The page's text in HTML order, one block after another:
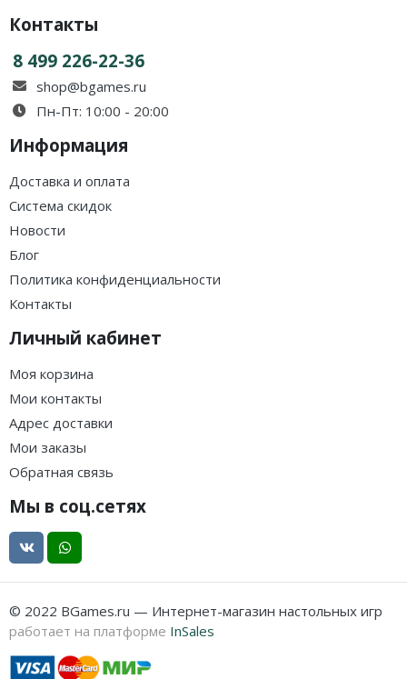
Контакты
8 499 226-22-36
shop@bgames.ru
Пн-Пт: 10:00 - 20:00
Информация
Доставка и оплата
Система скидок
Новости
Блог
Политика конфиденциальности
Контакты
Личный кабинет
Моя корзина
Мои контакты
Адрес доставки
Мои заказы
Обратная связь
Мы в соц.сетях
© 2022 BGames.ru — Интернет-магазин настольных игр
работает на платформе InSales